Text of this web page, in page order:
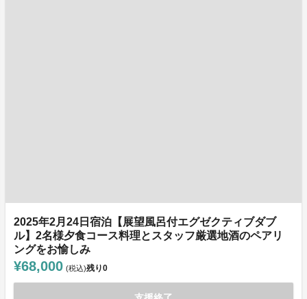
2025年2月24日宿泊【展望風呂付エグゼクティブダブ
ル】2名様夕食コース料理とスタッフ厳選地酒のペアリ
ングをお愉しみ
¥68,000 (税込)残り0